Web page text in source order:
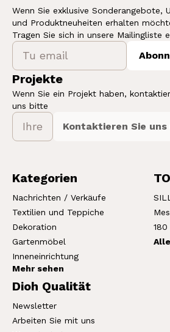
Wenn Sie exklusive Sonderangebote,
und Produktneuheiten erhalten
Tragen Sie sich in unsere Mailingliste
Projekte
Wenn Sie ein Projekt haben,
uns bitte
Kontaktieren Sie
Kategorien
Nachrichten / Verkäufe
Textilien und Teppiche
Dekoration
Gartenmöbel
Inneneinrichtung
Mehr sehen
180
Dioh Qualität
Newsletter
Arbeiten Sie mit uns